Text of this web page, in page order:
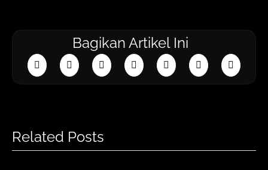
Bagikan Artikel Ini
Related Posts